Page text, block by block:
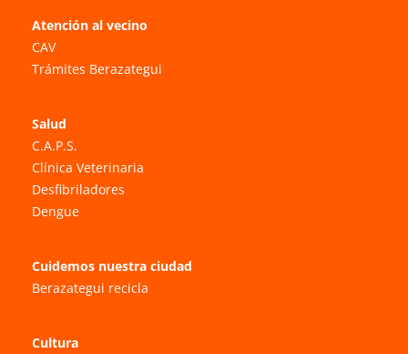
Atención al vecino
CAV
Trámites Berazategui
Salud
C.A.P.S.
Clínica Veterinaria
Desfibriladores
Dengue
Cuidemos nuestra ciudad
Berazategui recicla
Cultura